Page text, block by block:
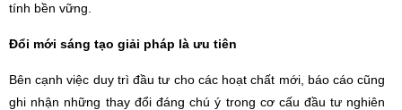
tính bền vững.
Đổi mới sáng tạo giải pháp là ưu tiên
Bên cạnh việc duy trì đầu tư cho các hoạt chất mới, báo cáo cũng
ghi nhận những thay đổi đáng chú ý trong cơ cấu đầu tư nghiên